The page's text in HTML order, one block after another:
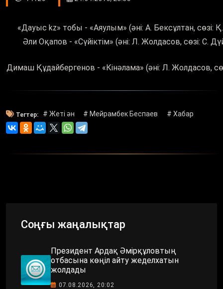
«Дауыс kz» тобы - «Аяулым» (әні: А. Бексұлтан, сөзі:
Әли Оқапов - «Сүйіктім» (әні: Л. Жолдасов, сөзі: С.
Димаш Құдайбергенов - «Кінәлама» (әні: Л. Жолдасов,
Тегтер: # Жеті ән # Мейрамбек Беспаев # Хабар
Соңғы жаңалықтар
Президент Ардақ Әмірқұловтың
отбасына көңіл айту жеделхатын
жолдады
07.08.2026, 20:02